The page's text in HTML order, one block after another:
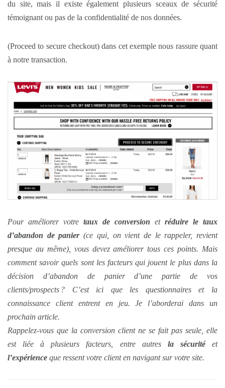
du site, mais il existe également plusieurs sceaux de sécurité
témoignant ou pas de la confidentialité de nos données.
(Proceed to secure checkout) dans cet exemple nous rassure quant
à notre transaction.
Pour améliorer votre taux de conversion et réduire le taux
d’abandon de panier(ce qui, on vient de le rappeler, revient
presque au même), vous devez améliorer tous ces points. Mais
comment savoir quels sont les facteurs qui jouent le plus dans la
décision d’abandon de panier d’une partie de vos
clients/prospects ? C’est ici que les questionnaires et la
connaissance client entrent en jeu. Je l’aborderai dans un
prochain article.
Rappelez-vous que la conversion client ne se fait pas seule, elle
est liée à plusieurs facteurs, entre autres la sécuritéet
l’expérience que ressent votre client en navigant sur votre site.